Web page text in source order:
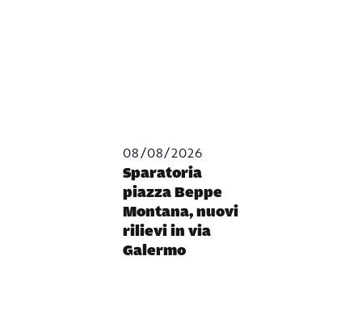
08/08/2026
Sparatoria
piazza Beppe
Montana, nuovi
rilievi in via
Galermo